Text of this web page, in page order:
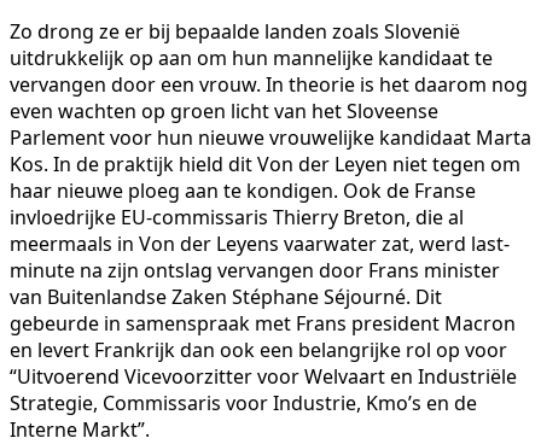
Zo drong ze er bij bepaalde landen zoals Slovenië
uitdrukkelijk op aan om hun mannelijke kandidaat te
vervangen door een vrouw. In theorie is het daarom nog
even wachten op groen licht van het Sloveense
Parlement voor hun nieuwe vrouwelijke kandidaat Marta
Kos. In de praktijk hield dit Von der Leyen niet tegen om
haar nieuwe ploeg aan te kondigen. Ook de Franse
invloedrijke EU-commissaris Thierry Breton, die al
meermaals in Von der Leyens vaarwater zat, werd last-
minute na zijn ontslag vervangen door Frans minister
van Buitenlandse Zaken Stéphane Séjourné. Dit
gebeurde in samenspraak met Frans president Macron
en levert Frankrijk dan ook een belangrijke rol op voor
“Uitvoerend Vicevoorzitter voor Welvaart en Industriële
Strategie, Commissaris voor Industrie, Kmo’s en de
Interne Markt”.